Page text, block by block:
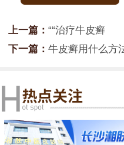
上一篇： ““治疗牛皮癣
下一篇： 牛皮癣用什么方